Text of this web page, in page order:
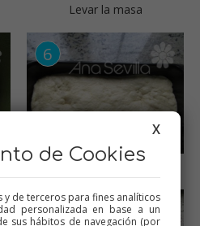
Levar la masa
X
de Cookies
de terceros para fines analíticos
personalizada en base a un
sus hábitos de navegación (por